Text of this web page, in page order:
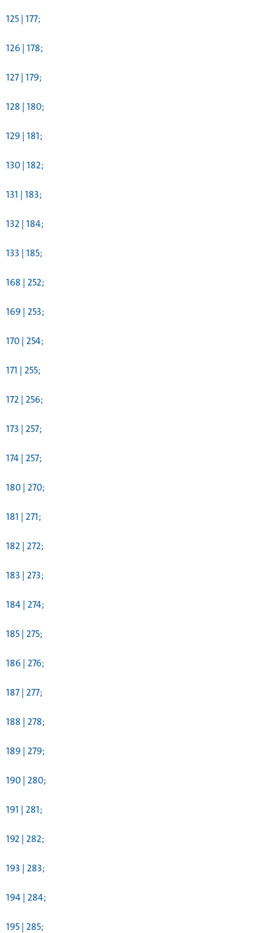
125 | 177;
126 | 178;
127 | 179;
128 | 180;
129 | 181;
130 | 182;
131 | 183;
132 | 184;
133 | 185;
168 | 252;
169 | 253;
170 | 254;
171 | 255;
172 | 256;
173 | 257;
174 | 257;
180 | 270;
181 | 271;
182 | 272;
183 | 273;
184 | 274;
185 | 275;
186 | 276;
187 | 277;
188 | 278;
189 | 279;
190 | 280;
191 | 281;
192 | 282;
193 | 283;
194 | 284;
195 | 285;